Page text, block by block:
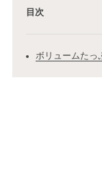
目次
ボリュームたっ